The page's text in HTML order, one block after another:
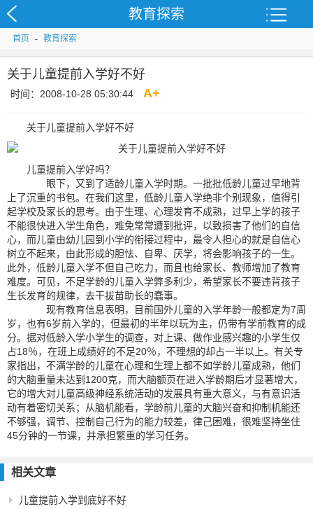
教育探索
首页 - 教育探索
关于儿童提前入学好不好
时间：2008-10-28 05:30:44 A+
关于儿童提前入学好不好
儿童提前入学好吗？
眼下，又到了适龄儿童入学时期。一批批低龄儿童过早地背
上了沉重的书包。在我们这里，低龄儿童入学绝非个别现象，值得引
起学校及家长的思考。由于生理、心理发育不成熟，过早上学的孩子
不能很快进入学生角色，难免常常遭到批评，以致损害了他们的自信
心，而儿童由幼儿园到小学的衔接过程中，最令人担心的就是自信心
树立不起来，由此形成的胆怯、自卑、厌学，将会影响孩子的一生。
此外，低龄儿童入学不但自己吃力，而且也给家长、教师增加了教育
难度。可见，不足学龄的儿童入学弊多利少，希望家长不要违背孩子
生长发育的规律，去干拔苗助长的蠢事。
现有教育信息表明，目前国外儿童的入学年龄一般都定为7周
岁，也有6岁前入学的，但最初的半年以玩为主，仍带有学前教育的成
分。据对低龄入学小学生的调查，对上课、做作业感兴趣的小学生仅
占18％，在班上成绩好的不足20％，不理想的却占一半以上。有关专
家指出，不满学龄的儿童在心理和生理上都不如学龄儿童成熟，他们
的大脑重量未达到1200克，而大脑额页在进入学龄期后才显著增大，
它的增大对儿童高级神经系统活动的发展具有重大意义，与有意识活
动有着密切关系；从脑机能看，学龄前儿童的大脑兴奋和抑制机能还
不够强，调节、控制自己行为的能力较差，律己困难，很难坚持坐住
45分钟的一节课，并承担繁重的学习任务。
相关文章
儿童提前入学到底好不好